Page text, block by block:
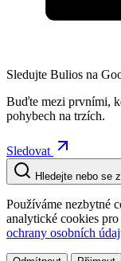
Sledujte Bulios na
Buďte mezi prvními,
pohybech na trzích.
Sledovat
Hledejte nebo se
Používáme nezbytné
analytické cookies
ochrany osobních